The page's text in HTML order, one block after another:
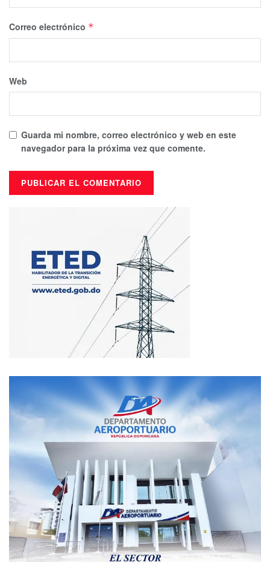
Correo electrónico *
Web
Guarda mi nombre, correo electrónico y web en este
navegador para la próxima vez que comente.